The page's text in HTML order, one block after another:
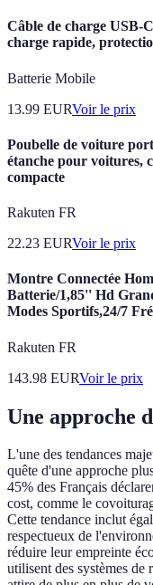
Câble de charge USB-
charge rapide,
Batterie Mobile
13.99 EURVoir le prix
Poubelle de voiture
étanche pour voitures,
compacte
Rakuten FR
22.23 EURVoir le prix
Montre Connectée
Batterie/1,85'' Hd
Modes Sportifs,24/7
Rakuten FR
143.98 EURVoir le prix
Une approche
L'une des tendances
quête d'une approche
45% des Français
cost, comme le
Cette tendance inclut
respectueux de
réduire leur empreinte
utilisent des systèmes de